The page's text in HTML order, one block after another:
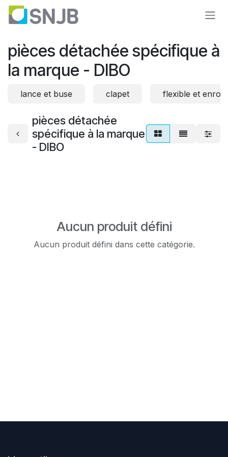
Se rendre au contenu
pièces détachée spécifique à
la marque - DIBO
lance et buse clapet flexible et
pièces détachée
spécifique à la marque
- DIBO
Aucun produit défini
Aucun produit défini dans cette catégorie.